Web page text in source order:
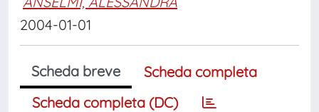
2004-01-01
Scheda breve
Scheda completa
Scheda completa (DC)